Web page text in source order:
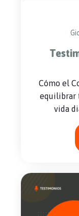
Cómo el
equilibrar
vida